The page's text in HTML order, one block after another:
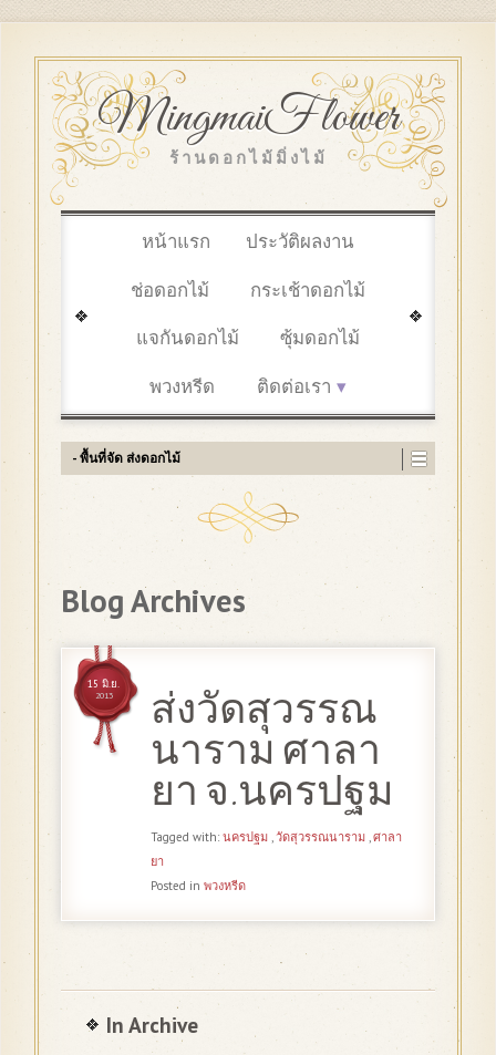
MingmaiFlower
ร้านดอกไม้มิ่งไม้
หน้าแรก
ประวัติผลงาน
ช่อดอกไม้
กระเช้าดอกไม้
แจกันดอกไม้
ซุ้มดอกไม้
พวงหรีด
ติดต่อเรา
- พื้นที่จัด ส่งดอกไม้
Blog Archives
ส่งวัดสุวรรณ
นาราม ศาลา
ยา จ.นครปฐม
15 มิ.ย.
2013
Tagged with: นครปฐม วัดสุวรรณนาราม ศาลา
ยา
Posted in พวงหรีด
In Archive